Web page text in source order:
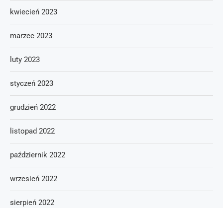
kwiecień 2023
marzec 2023
luty 2023
styczeń 2023
grudzień 2022
listopad 2022
październik 2022
wrzesień 2022
sierpień 2022